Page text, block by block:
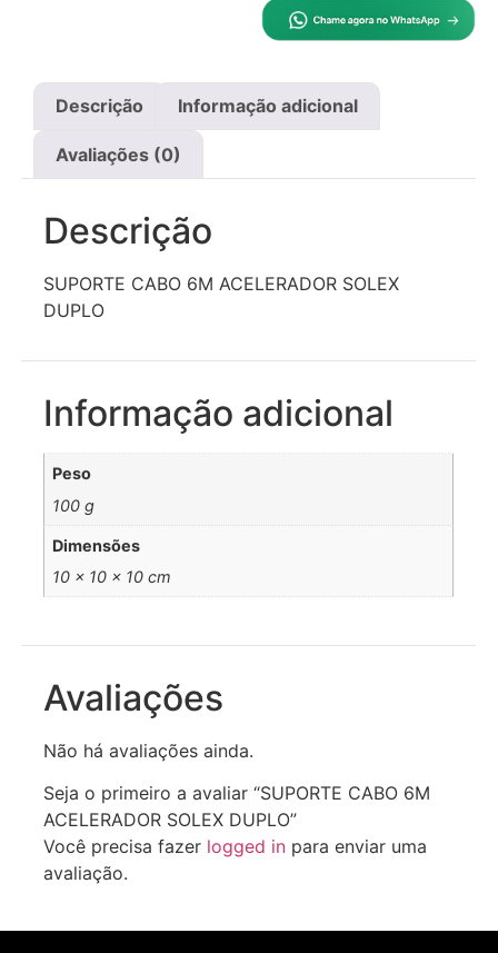
Descrição Informação adicional
Avaliações (0)
Descrição
SUPORTE CABO 6M ACELERADOR SOLEX
DUPLO
Informação adicional
Peso
100 g
Dimensões
10 × 10 × 10 cm
Avaliações
Não há avaliações ainda.
Seja o primeiro a avaliar “SUPORTE CABO 6M
ACELERADOR SOLEX DUPLO”
Você precisa fazer logged in para enviar uma
avaliação.